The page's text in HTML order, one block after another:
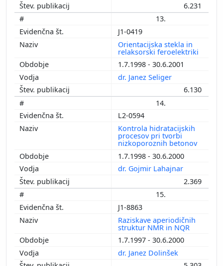
6.231
13.
J1-0419
Orientacijska stekla in
relaksorski feroelektriki
1.7.1998 - 30.6.2001
dr. Janez Seliger
6.130
14.
L2-0594
Kontrola hidratacijskih
procesov pri tvorbi
nizkoporoznih betonov
1.7.1998 - 30.6.2000
dr. Gojmir Lahajnar
2.369
15.
J1-8863
Raziskave aperiodičnih
struktur NMR in NQR
1.7.1997 - 30.6.2000
dr. Janez Dolinšek